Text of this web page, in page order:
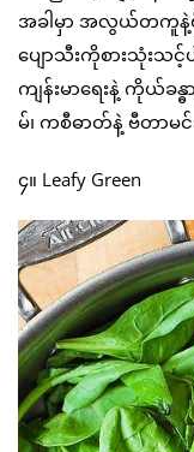
အခါမှာ အလွယ်တကူနဲ့
ပျောသီးကိုစားသုံးသ
ကျန်းမာရေးနဲ့ ကိုယ်ခ
မ်၊ ကစီဓာတ်နဲ့ ဗီတာမ
၄။ Leafy Green